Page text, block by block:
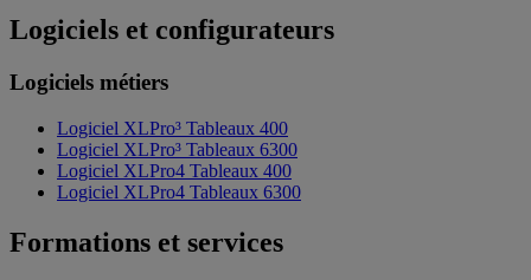
Logiciels et configurateurs
Logiciels métiers
Logiciel XLPro³ Tableaux 400
Logiciel XLPro³ Tableaux 6300
Logiciel XLPro4 Tableaux 400
Logiciel XLPro4 Tableaux 6300
Formations et services